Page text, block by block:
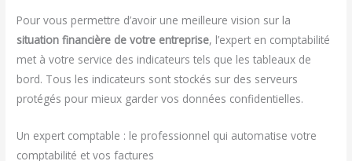
Pour vous permettre d’avoir une meilleure vision sur la
situation financière de votre entreprise, l’expert en comptabilité
met à votre service des indicateurs tels que les tableaux de
bord. Tous les indicateurs sont stockés sur des serveurs
protégés pour mieux garder vos données confidentielles.
Un expert comptable : le professionnel qui automatise votre
comptabilité et vos factures